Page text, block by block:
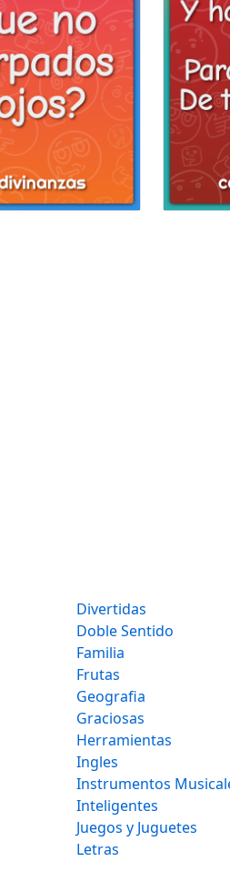
Divertidas
Doble Sentido
Familia
Frutas
Geografia
Graciosas
Herramientas
Ingles
Instrumentos
Inteligentes
Juegos y Juguetes
Letras